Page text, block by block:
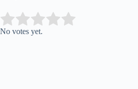
Rate this item:
No votes yet.